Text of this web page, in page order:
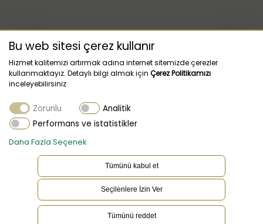
MARKALAR
KURUMSAL
MÜŞTERİ HİZMETLERİ
Dil TR
Bu web sitesi çerez kullanır
Hizmet kalitemizi artırmak adına internet sitemizde çerezler
kullanmaktayız. Detaylı bilgi almak için Çerez Politikamızı
inceleyebilirsiniz
Zorunlu
Analitik
Performans ve istatistikler
Daha Fazla Seçenek
Tümünü reddet
Seçilenlere İzin Ver
Tümünü kabul et